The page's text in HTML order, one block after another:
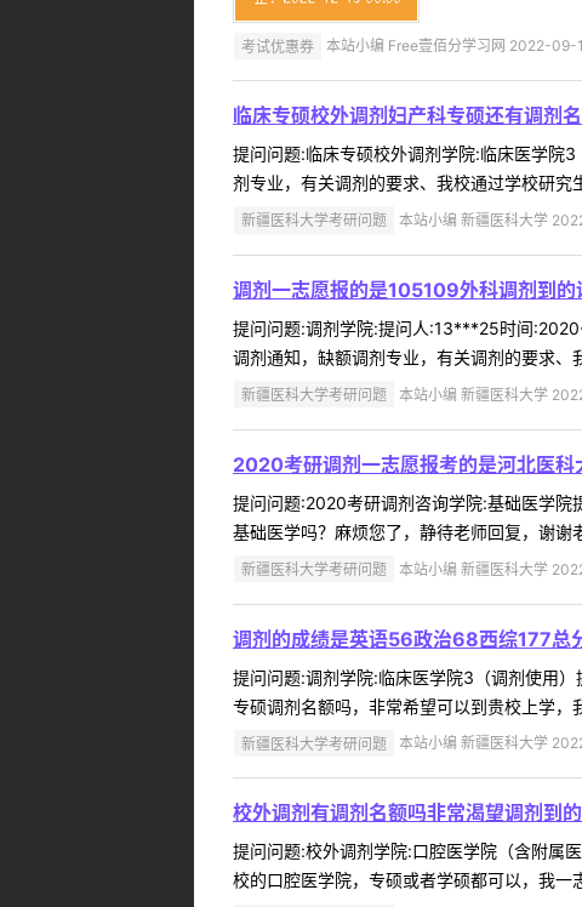
考试优惠券 本站小编 Free壹佰分学习网 2022-09-
临床专硕校外调剂妇产科专硕还有调剂
提问问题:临床专硕校外调剂学院:临床医学院
剂专业，有关调剂的要求、我校通过学校研
新疆医科大学考研问题 本站小编 新疆医科大学
调剂一志愿报的是105109外科调剂到的
提问问题:调剂学院:提问人:13***25时间
调剂通知，缺额调剂专业，有关调剂的要求
新疆医科大学考研问题 本站小编 新疆医科大学
2020考研调剂一志愿报考的是河北医
提问问题:2020考研调剂咨询学院:基础医学
基础医学吗？麻烦您了，静待老师回复，谢
新疆医科大学考研问题 本站小编 新疆医科大学
调剂的成绩是英语56政治68西综177
提问问题:调剂学院:临床医学院3（调剂使用
专硕调剂名额吗，非常希望可以到贵校上学
新疆医科大学考研问题 本站小编 新疆医科大学
校外调剂有调剂名额吗非常渴望调剂到
提问问题:校外调剂学院:口腔医学院（含附属
校的口腔医学院，专硕或者学硕都可以，我